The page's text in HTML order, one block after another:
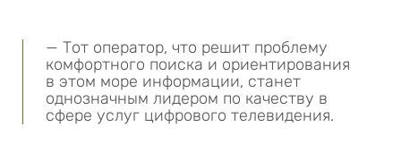
— Тот оператор, что решит проблему
комфортного поиска и ориентирования
в этом море информации, станет
однозначным лидером по качеству в
сфере услуг цифрового телевидения.